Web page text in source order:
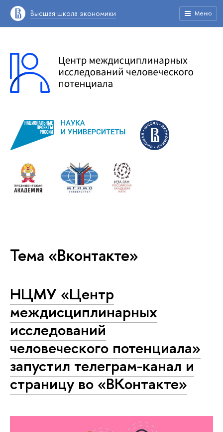
Высшая школа экономики Меню
Тема «Вконтакте»
НЦМУ «Центр
междисциплинарных
исследований
человеческого потенциала»
запустил телеграм-канал и
страницу во «ВКонтакте»